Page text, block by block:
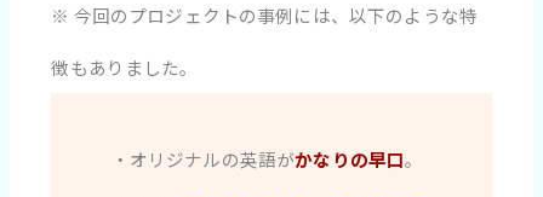
※ 今回のプロジェクトの事例には、以下のような特
徴もありました。
・オリジナルの英語がかなりの早口。